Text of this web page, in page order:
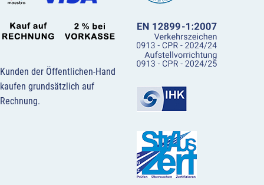
Kunden der Öffentlichen-Hand
kaufen grundsätzlich auf
Rechnung.